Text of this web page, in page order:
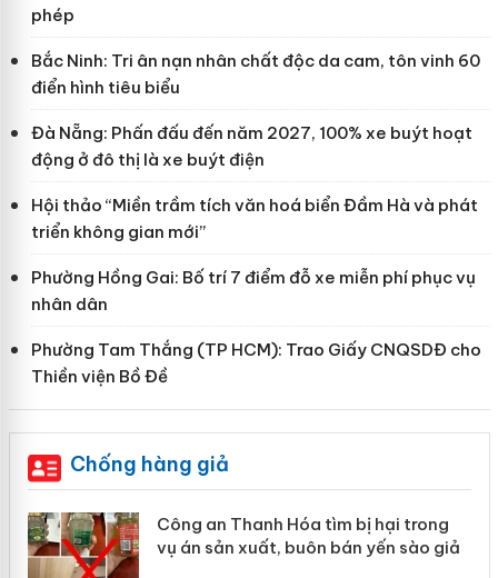
phép
Bắc Ninh: Tri ân nạn nhân chất độc da cam, tôn vinh 60
điển hình tiêu biểu
Đà Nẵng: Phấn đấu đến năm 2027, 100% xe buýt hoạt
động ở đô thị là xe buýt điện
Hội thảo “Miền trầm tích văn hoá biển Đầm Hà và phát
triển không gian mới”
Phường Hồng Gai: Bố trí 7 điểm đỗ xe miễn phí phục vụ
nhân dân
Phường Tam Thắng (TP HCM): Trao Giấy CNQSDĐ cho
Thiền viện Bồ Đề
Chống hàng giả
Công an Thanh Hóa tìm bị hại trong
vụ án sản xuất, buôn bán yến sào giả